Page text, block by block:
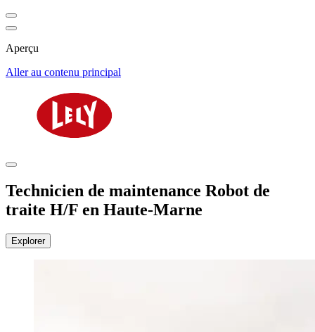
Aperçu
Aller au contenu principal
Technicien de maintenance Robot de
traite H/F en Haute-Marne
Explorer